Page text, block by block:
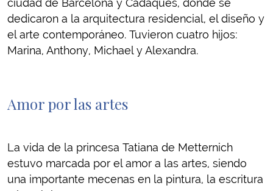
ciudad de Barcelona y Cadaques, donde se
dedicaron a la arquitectura residencial, el diseño y
el arte contemporáneo. Tuvieron cuatro hijos:
Marina, Anthony, Michael y Alexandra.
Amor por las artes
La vida de la princesa Tatiana de Metternich
estuvo marcada por el amor a las artes, siendo
una importante mecenas en la pintura, la escritura